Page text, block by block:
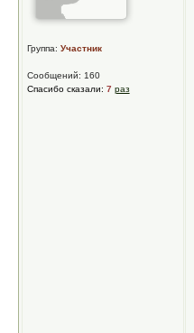
Группа: Участник
Сообщений: 160
Спасибо сказали: 7 раз